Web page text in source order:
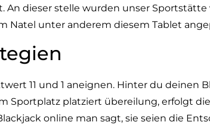
dieser stelle wurden unser Sportstätte
Natel unter anderem diesem Tablet
11 und 1 aneignen. Hinter du deinen
Sportplatz platziert übereilung, erfolgt
online man sagt, sie seien die